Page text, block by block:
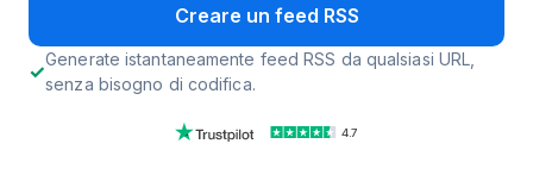
Creare un feed RSS
Generate istantaneamente feed RSS da qualsiasi URL,
senza bisogno di codifica.
4.7